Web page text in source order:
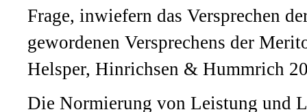
Frage, inwiefern das Versprechen
gewordenen Versprechens der
Helsper, Hinrichsen & Hummrich
Die Normierung von Leistung und